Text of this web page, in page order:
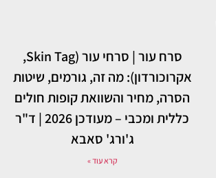
סרח עור | סרחי עור (Skin Tag,
אקרוכורדון): מה זה, גורמים, שיטות
הסרה, מחיר והשוואת קופות חולים
כללית ומכבי – מעודכן 2026 | ד"ר
ג'ורג' סאבא
קרא עוד »